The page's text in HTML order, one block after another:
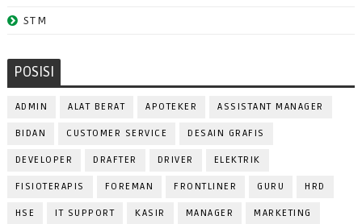
STM
POSISI
ADMIN ALAT BERAT APOTEKER ASSISTANT MANAGER
BIDAN CUSTOMER SERVICE DESAIN GRAFIS
DEVELOPER DRAFTER DRIVER ELEKTRIK
FISIOTERAPIS FOREMAN FRONTLINER GURU HRD
HSE IT SUPPORT KASIR MANAGER MARKETING